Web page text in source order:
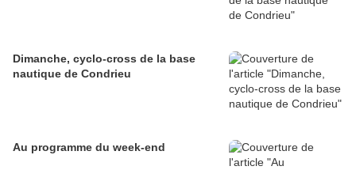
Dimanche, cyclo-cross de la base
nautique de Condrieu
Au programme du week-end